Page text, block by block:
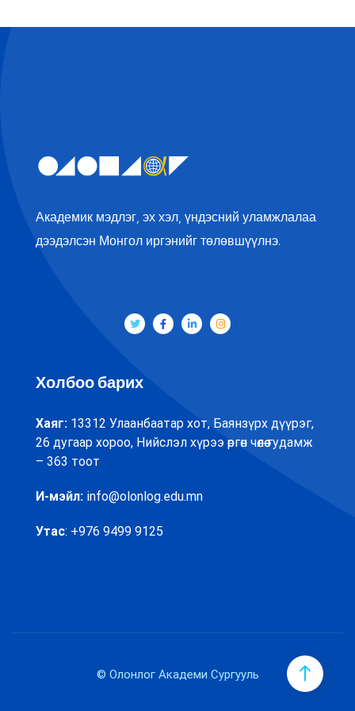
Академик мэдлэг, эх хэл, үндэсний уламжлалаа
дээдэлсэн Монгол иргэнийг төлөвшүүлнэ.
Холбоо барих
Хаяг: 13312 Улаанбаатар хот, Баянзүрх дүүрэг,
26 дугаар хороо, Нийслэл хүрээ өргөн чөлөө гудамж
– 363 тоот
И-мэйл: info@olonlog.edu.mn
Утас: +976 9499 9125
© Олонлог Академи Сургууль